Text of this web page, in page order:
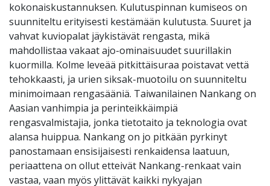
kokonaiskustannuksen. Kulutuspinnan kumiseos on
suunniteltu erityisesti kestämään kulutusta. Suuret ja
vahvat kuviopalat jäykistävät rengasta, mikä
mahdollistaa vakaat ajo-ominaisuudet suurillakin
kuormilla. Kolme leveää pitkittäisuraa poistavat vettä
tehokkaasti, ja urien siksak-muotoilu on suunniteltu
minimoimaan rengasääniä. Taiwanilainen Nankang on
Aasian vanhimpia ja perinteikkäimpiä
rengasvalmistajia, jonka tietotaito ja teknologia ovat
alansa huippua. Nankang on jo pitkään pyrkinyt
panostamaan ensisijaisesti renkaidensa laatuun,
periaattena on ollut etteivät Nankang-renkaat vain
vastaa, vaan myös ylittävät kaikki nykyajan